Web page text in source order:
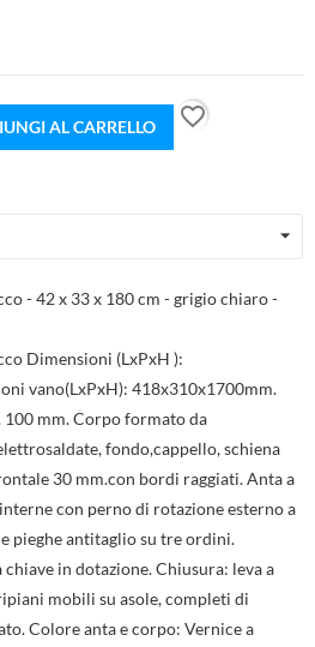
AL CARRELLO favorite_border
- 42 x 33 x 180 cm - grigio chiaro -
Dimensioni (LxPxH ):
vano(LxPxH): 418x310x1700mm.
100 mm. Corpo formato da
fondo,cappello, schiena
30 mm.con bordi raggiati. Anta a
con perno di rotazione esterno a
pieghe antitaglio su tre ordini.
in dotazione. Chiusura: leva a
mobili su asole, completi di
Colore anta e corpo: Vernice a